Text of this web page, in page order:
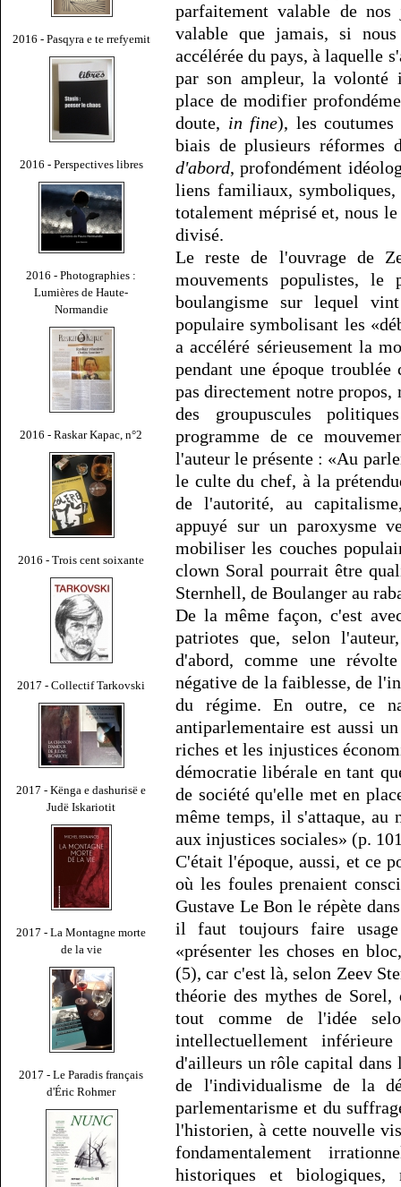
2016 - Pasqyra e te rrefyemit
2016 - Perspectives libres
2016 - Photographies :
Lumières de Haute-
Normandie
2016 - Raskar Kapac, n°2
2016 - Trois cent soixante
2017 - Collectif Tarkovski
2017 - Kënga e dashurisë e
Judë Iskariotit
2017 - La Montagne morte
de la vie
2017 - Le Paradis français
d'Éric Rohmer
parfaitement valable de
valable que jamais, si
accélérée du pays, à laquelle
par son ampleur, la volonté
place de modifier
doute, in fine), les coutumes
biais de plusieurs réformes
d'abord, profondément
liens familiaux,
totalement méprisé et, nous
divisé.
Le reste de l'ouvrage de
mouvements populistes,
boulangisme sur lequel
populaire symbolisant les
a accéléré sérieusement la
pendant une époque
pas directement notre
des groupuscules
programme de ce
l'auteur le présente : «Au
le culte du chef, à la
de l'autorité, au
appuyé sur un paroxysme
mobiliser les couches
clown Soral pourrait être
Sternhell, de Boulanger au
De la même façon, c'est
patriotes que, selon
d'abord, comme une
négative de la faiblesse, de
du régime. En outre, ce
antiparlementaire est aussi
riches et les injustices
démocratie libérale en tant
de société qu'elle met en
même temps, il s'attaque, au
aux injustices sociales» (p.
C'était l'époque, aussi, et ce
où les foules prenaient
Gustave Le Bon le répète
il faut toujours faire
«présenter les choses en
(5), car c'est là, selon Zeev
théorie des mythes de
tout comme de l'idée
intellectuellement
d'ailleurs un rôle capital dans
de l'individualisme de la
parlementarisme et du
l'historien, à cette nouvelle
fondamentalement
historiques et